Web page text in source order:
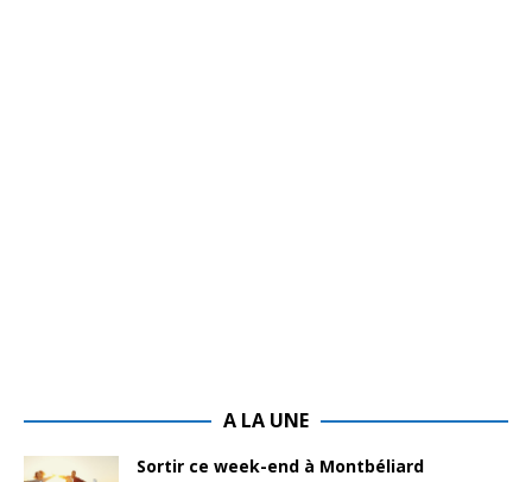
A LA UNE
Sortir ce week-end à Montbéliard